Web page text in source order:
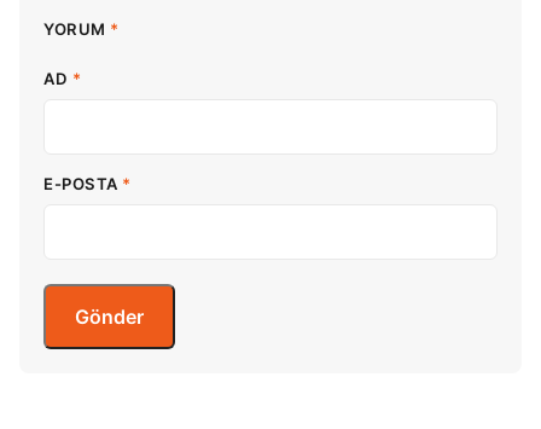
YORUM *
AD *
E-POSTA *